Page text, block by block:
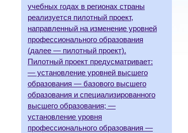
учебных годах в регионах страны
реализуется пилотный проект,
направленный на изменение уровней
профессионального образования
(далее — пилотный проект).
Пилотный проект предусматривает:
— установление уровней высшего
образования — базового высшего
образования и специализированного
высшего образования; —
установление уровня
профессионального образования —